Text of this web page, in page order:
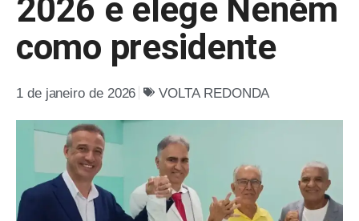
2026 e elege Neném
como presidente
1 de janeiro de 2026 VOLTA REDONDA